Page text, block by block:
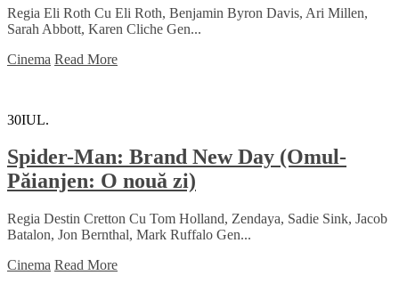
Regia Eli Roth Cu Eli Roth, Benjamin Byron Davis, Ari Millen,
Sarah Abbott, Karen Cliche Gen...
Cinema Read More
30IUL.
Spider-Man: Brand New Day (Omul-
Păianjen: O nouă zi)
Regia Destin Cretton Cu Tom Holland, Zendaya, Sadie Sink, Jacob
Batalon, Jon Bernthal, Mark Ruffalo Gen...
Cinema Read More